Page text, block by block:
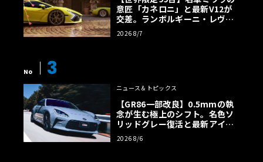
意匠「カネロニ」と最新V12が
交差。ランボルギーニ・レヴエ
ルトに60周年記念車が登場
2026 8/7
No 3
ニュース＆トピックス
【GR86一部改良】0.5mmの執
念が生む極上のシフト。名色ソ
リッドグレー復活と最新アイサ
イトでFRの極みへ
2026 8/6